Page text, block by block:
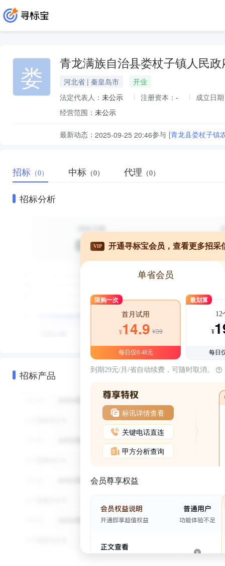
娄 青龙满族自治县娄杖子镇人民政
河北省 | 秦皇岛市
开业
法定代表人： 未公示 注册资本： -
成立日
经营范围： 未公示
最新动态： 2025-09-25 20:46参与 [青龙县娄杖子镇
招标 （0） 中标 （0） 代理 （0）
招标分析
招标产品
VIP 开通寻标宝会员，查看更多招采
单省会员
限购一次
首月试用
¥14.9 ¥39
每日仅0.48元
最划算
12
¥
每日
到期29元/月/省自动续费，可随时取消。
标讯详情查看
关键电话直连
甲方分析查询
会员尊享权益